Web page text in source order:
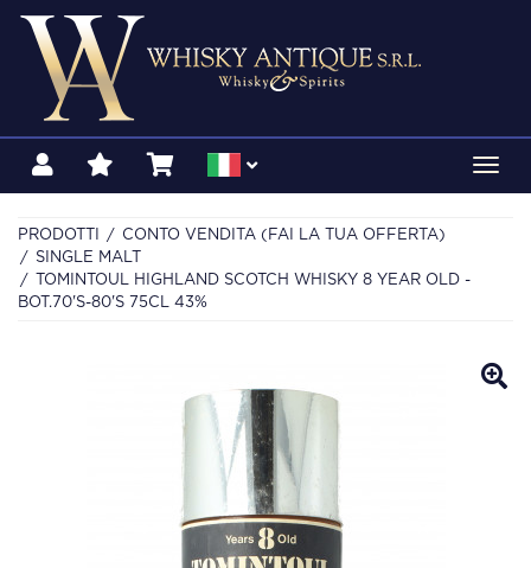
PRODOTTI
CONTO VENDITA (FAI LA TUA OFFERTA)
SINGLE MALT
TOMINTOUL HIGHLAND SCOTCH WHISKY 8 YEAR OLD -
BOT.70'S-80'S 75CL 43%